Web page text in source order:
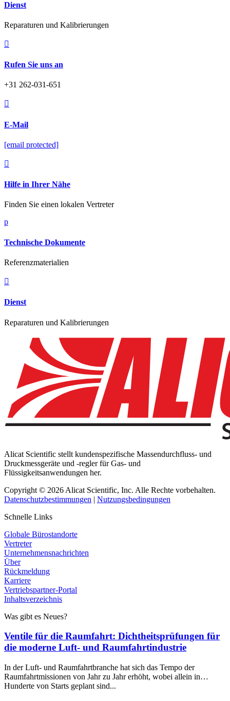
Dienst
Reparaturen und Kalibrierungen

Rufen Sie uns an
+31 262-031-651

E-Mail
[email protected]

Hilfe in Ihrer Nähe
Finden Sie einen lokalen Vertreter
p
Technische Dokumente
Referenzmaterialien

Dienst
Reparaturen und Kalibrierungen
Alicat Scientific stellt kundenspezifische Massendurchfluss- und
Druckmessgeräte und -regler für Gas- und
Flüssigkeitsanwendungen her.
Copyright © 2026 Alicat Scientific, Inc. Alle Rechte vorbehalten.
Datenschutzbestimmungen | Nutzungsbedingungen
Schnelle Links
Globale Bürostandorte
Vertreter
Unternehmensnachrichten
Über
Rückmeldung
Karriere
Vertriebspartner-Portal
Inhaltsverzeichnis
Was gibt es Neues?
Ventile für die Raumfahrt: Dichtheitsprüfungen für
die moderne Luft- und Raumfahrtindustrie
In der Luft- und Raumfahrtbranche hat sich das Tempo der
Raumfahrtmissionen von Jahr zu Jahr erhöht, wobei allein in…
Hunderte von Starts geplant sind...